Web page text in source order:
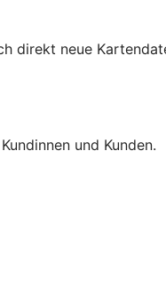
direkt neue
und Kunden.